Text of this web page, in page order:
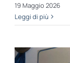
19 Maggio 2026
Leggi di più